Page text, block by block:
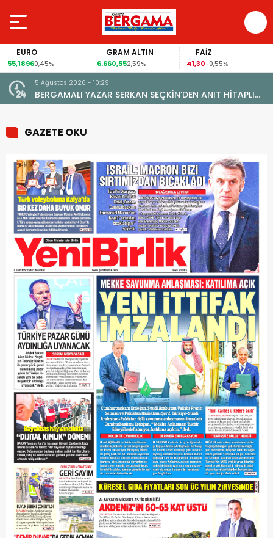
EURO
55,18960,45%
GRAM ALTIN
6.660,552,59%
FAİZ
41,30-0,55%
5 Ağustos 2026 - 10:29
BERGAMALI YAZAR SERKAN SEÇKİN’DEN ANIT HİTAPLI
KİTAP: “PERGAMON’DAN ARTVİN’E”
GAZETE OKU